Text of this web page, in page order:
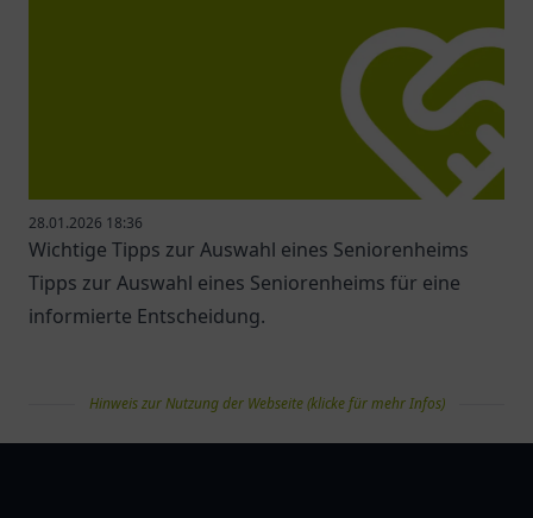
28.01.2026 18:36
Wichtige Tipps zur Auswahl eines Seniorenheims
Tipps zur Auswahl eines Seniorenheims für eine
informierte Entscheidung.
Hinweis zur Nutzung der Webseite (klicke für mehr Infos)